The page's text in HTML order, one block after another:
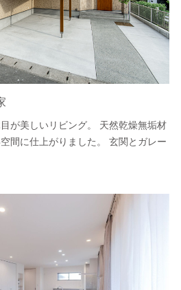
が美しいリビング。 天然乾燥無垢材
間に仕上がりました。 玄関とガレー